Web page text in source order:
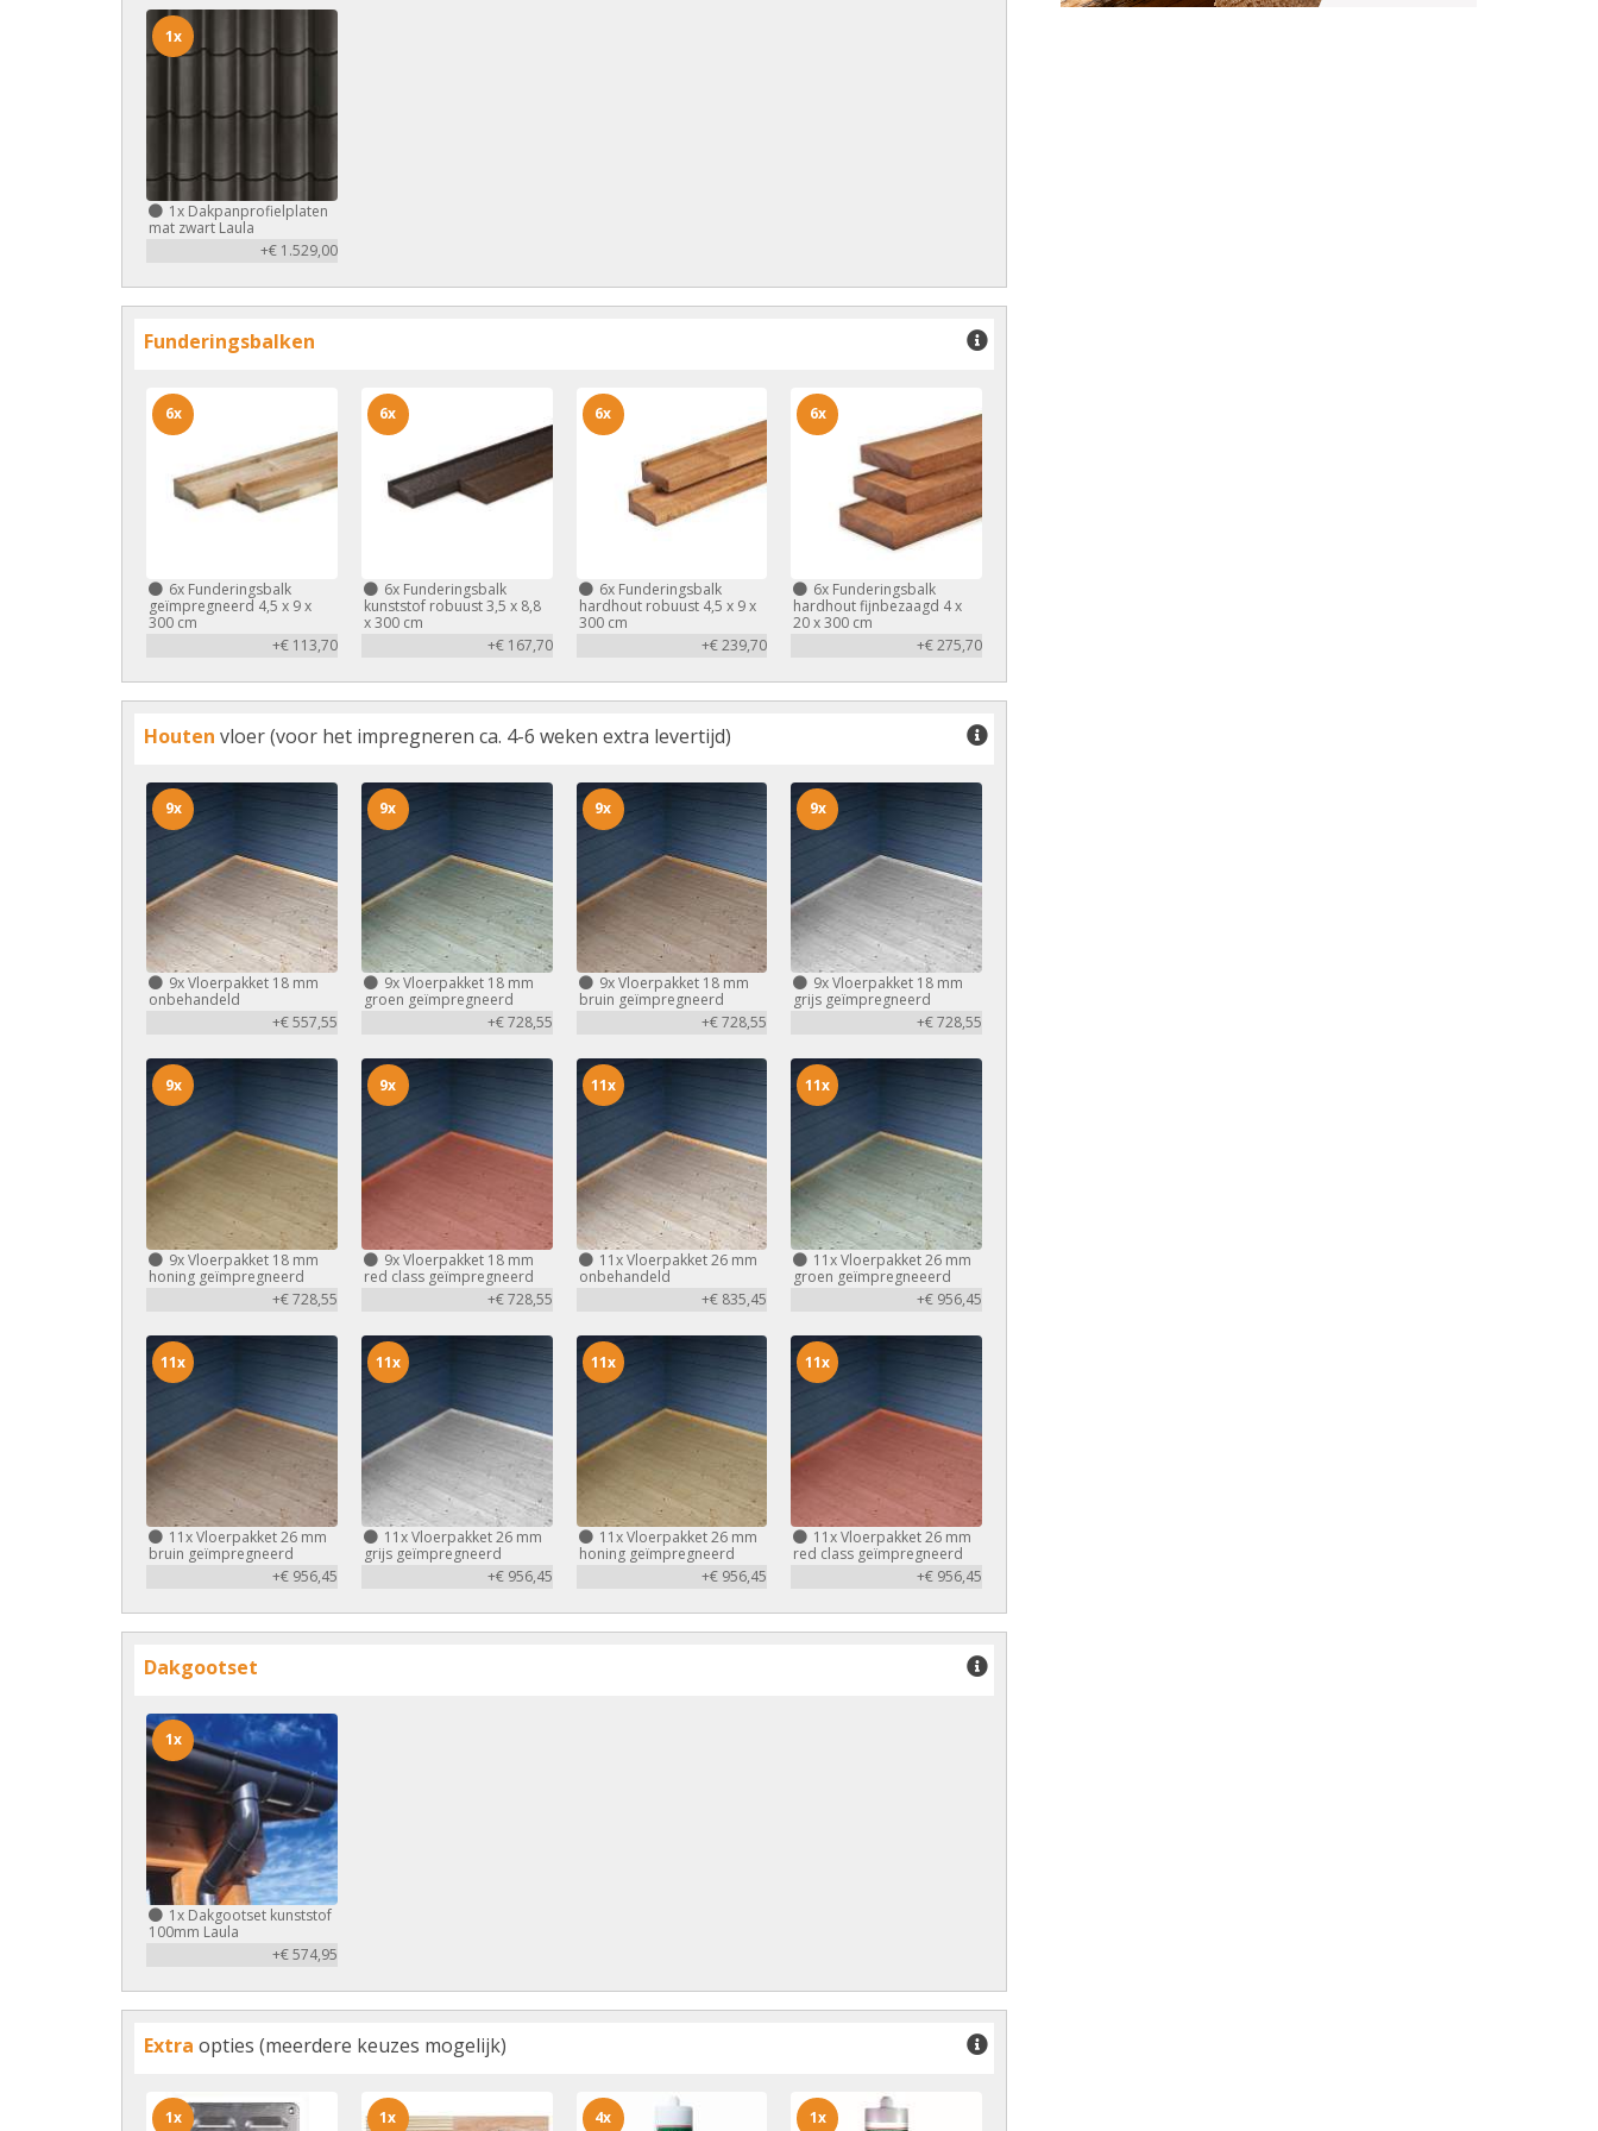
1x Dakpanprofielplaten
mat zwart Laula
+€ 1.529,00
1x
Funderingsbalken
6x Funderingsbalk
geïmpregneerd 4,5 x 9 x
300 cm
+€ 113,70
6x
6xFunderingsbalk
kunststof robuust 3,5 x 8,8
x 300 cm
+€ 167,70
6x
6xFunderingsbalk
hardhout robuust 4,5 x 9 x
300 cm
+€ 239,70
6x
6x Funderingsbalk
hardhout fijnbezaagd 4 x
20 x 300 cm
+€ 275,70
6x
Houten vloer (voor het impregneren ca. 4-6 weken extra levertijd)
9xVloerpakket 18 mm
onbehandeld
+€ 557,55
9x
9xVloerpakket 18 mm
groen geïmpregneerd
+€ 728,55
9x
9xVloerpakket 18 mm
bruin geïmpregneerd
+€ 728,55
9x
9xVloerpakket 18 mm
grijs geïmpregneerd
+€ 728,55
9x
9xVloerpakket 18 mm
honing geïmpregneerd
+€ 728,55
9x
9xVloerpakket 18 mm
red class geïmpregneerd
+€ 728,55
9x
11xVloerpakket 26 mm
onbehandeld
+€ 835,45
11x
11xVloerpakket 26 mm
groen geïmpregneeerd
+€ 956,45
11x
11xVloerpakket 26 mm
bruin geïmpregneerd
+€ 956,45
11x
11xVloerpakket 26 mm
grijs geïmpregneerd
+€ 956,45
11x
11xVloerpakket 26 mm
honing geïmpregneerd
+€ 956,45
11x
11xVloerpakket 26 mm
red class geïmpregneerd
+€ 956,45
11x
Dakgootset
1x Dakgootset kunststof
100mm Laula
+€ 574,95
1x
Extra opties (meerdere keuzes mogelijk)
1x 1x 4x 1x